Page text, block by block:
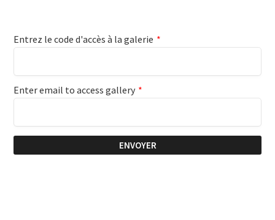
Entrez le code d'accès à la galerie *
Enter email to access gallery *
ENVOYER